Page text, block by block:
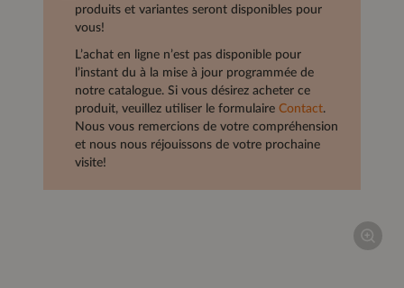
produits et variantes seront disponibles pour
vous!
L’achat en ligne n’est pas disponible pour
l’instant du à la mise à jour programmée de
notre catalogue. Si vous désirez acheter ce
produit, veuillez utiliser le formulaire Contact.
Nous vous remercions de votre compréhension
et nous nous réjouissons de votre prochaine
visite!